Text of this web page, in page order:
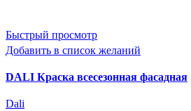
Быстрый просмотр
Добавить в список желаний
DALI Краска всесезонная фасадная
Dali